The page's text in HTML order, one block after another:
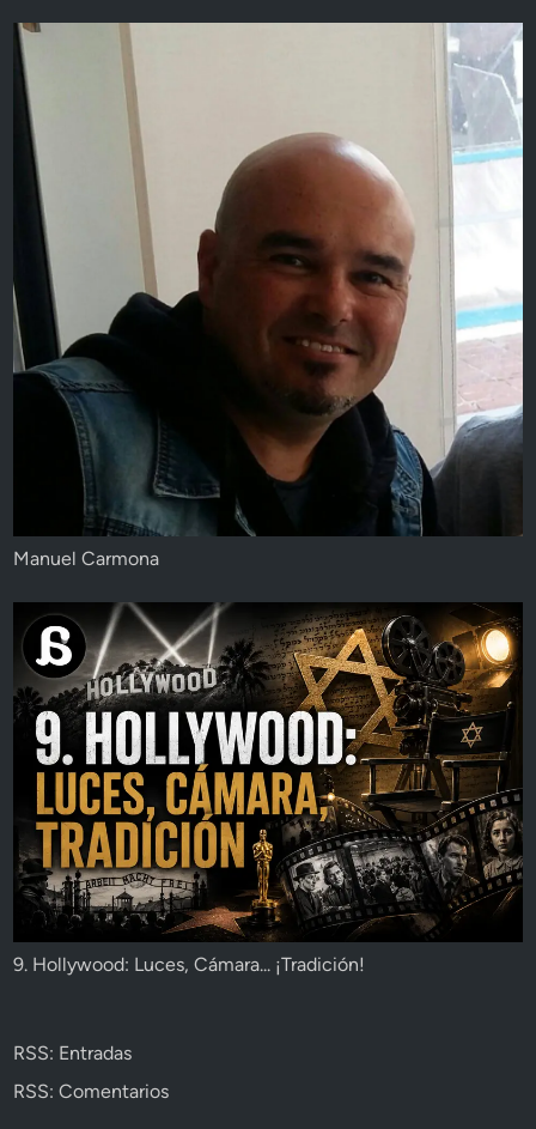
Manuel Carmona
9. Hollywood: Luces, Cámara... ¡Tradición!
RSS: Entradas
RSS: Comentarios